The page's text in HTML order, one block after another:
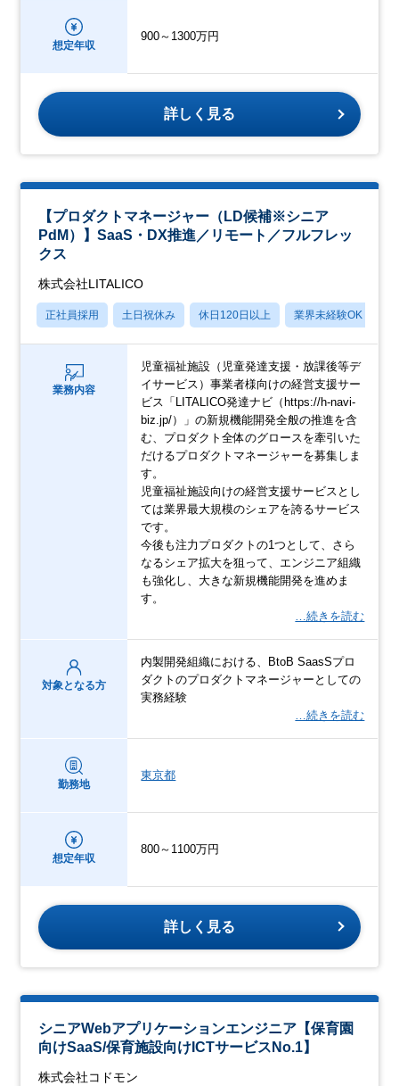
想定年収
900～1300万円
詳しく見る
【プロダクトマネージャー（LD候補※シニア
PdM）】SaaS・DX推進／リモート／フルフレッ
クス
株式会社LITALICO
正社員採用 土日祝休み 休日120日以上 業界未経験OK
業務内容
児童福祉施設（児童発達支援・放課後等デ
イサービス）事業者様向けの経営支援サー
ビス「LITALICO発達ナビ（https://h-navi-
biz.jp/）」の新規機能開発全般の推進を含
む、プロダクト全体のグロースを牽引いた
だけるプロダクトマネージャーを募集しま
す。
児童福祉施設向けの経営支援サービスとし
ては業界最大規模のシェアを誇るサービス
です。
今後も注力プロダクトの1つとして、さら
なるシェア拡大を狙って、エンジニア組織
も強化し、大きな新規機能開発を進めま
す。
…続きを読む
対象となる方
内製開発組織における、BtoB SaasSプロ
ダクトのプロダクトマネージャーとしての
実務経験
…続きを読む
勤務地
東京都
想定年収
800～1100万円
詳しく見る
シニアWebアプリケーションエンジニア【保育園
向けSaaS/保育施設向けICTサービスNo.1】
株式会社コドモン